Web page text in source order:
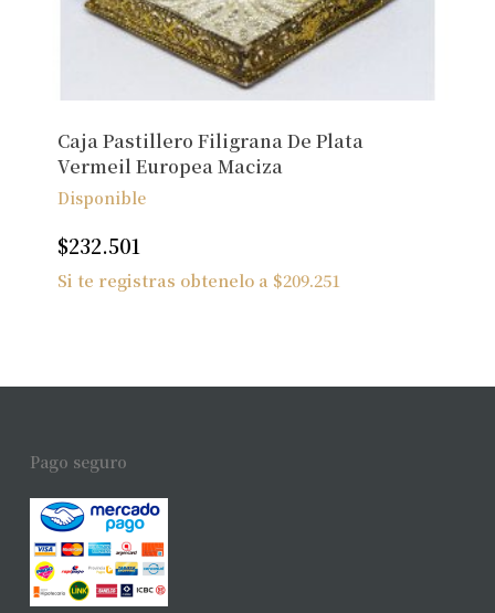
No hay productos en el carrito.
Caja Pastillero Filigrana De Plata
Vermeil Europea Maciza
Disponible
$232.501
Si te registras obtenelo a $209.251
Pago seguro